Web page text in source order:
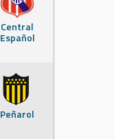
Central
Español
Peñarol